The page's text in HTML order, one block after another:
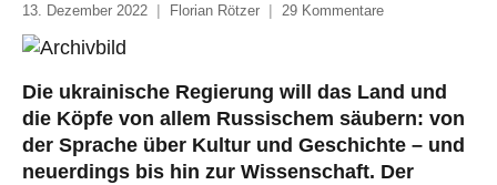
13. Dezember 2022 Florian Rötzer 29 Kommentare
Die ukrainische Regierung will das Land und
die Köpfe von allem Russischem säubern: von
der Sprache über Kultur und Geschichte – und
neuerdings bis hin zur Wissenschaft. Der